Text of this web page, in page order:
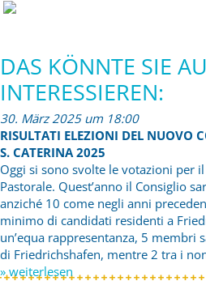
DAS KÖNNTE SIE
INTERESSIEREN:
30. März 2025 um 18:00
RISULTATI ELEZIONI DEL NUOVO
S. CATERINA 2025
Oggi si sono svolte le votazioni per
Pastorale. Quest’anno il Consiglio
anziché 10 come negli anni
minimo di candidati residenti a
un’equa rappresentanza, 5 membri
di Friedrichshafen, mentre 2 tra i
» weiterlesen